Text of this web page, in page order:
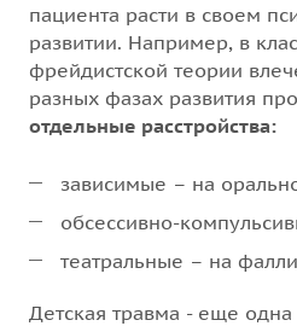
пациента расти в своем
развитии. Например, в
фрейдистской теории
разных фазах развития
отдельные расстройства:
зависимые – на
обсессивно-
театральные – на
Детская травма - еще одна